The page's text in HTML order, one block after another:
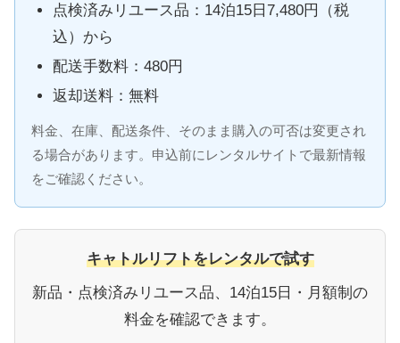
点検済みリユース品：14泊15日7,480円（税
込）から
配送手数料：480円
返却送料：無料
料金、在庫、配送条件、そのまま購入の可否は変更され
る場合があります。申込前にレンタルサイトで最新情報
をご確認ください。
キャトルリフトをレンタルで試す
新品・点検済みリユース品、14泊15日・月額制の
料金を確認できます。